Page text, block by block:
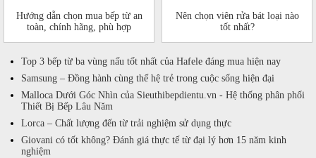
Hướng dẫn chọn mua bếp từ an
toàn, chính hãng, phù hợp
Nên chọn viên rửa bát loại nào
tốt nhất?
Top 3 bếp từ ba vùng nấu tốt nhất của Hafele đáng mua hiện nay
Samsung – Đồng hành cùng thế hệ trẻ trong cuộc sống hiện đại
Malloca Dưới Góc Nhìn của Sieuthibepdientu.vn - Hệ thống phân phối
Thiết Bị Bếp Lâu Năm
Lorca – Chất lượng đến từ trải nghiệm sử dụng thực
Giovani có tốt không? Đánh giá thực tế từ đại lý hơn 15 năm kinh
nghiệm